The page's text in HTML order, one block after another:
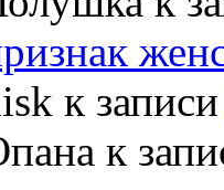
к записи
к